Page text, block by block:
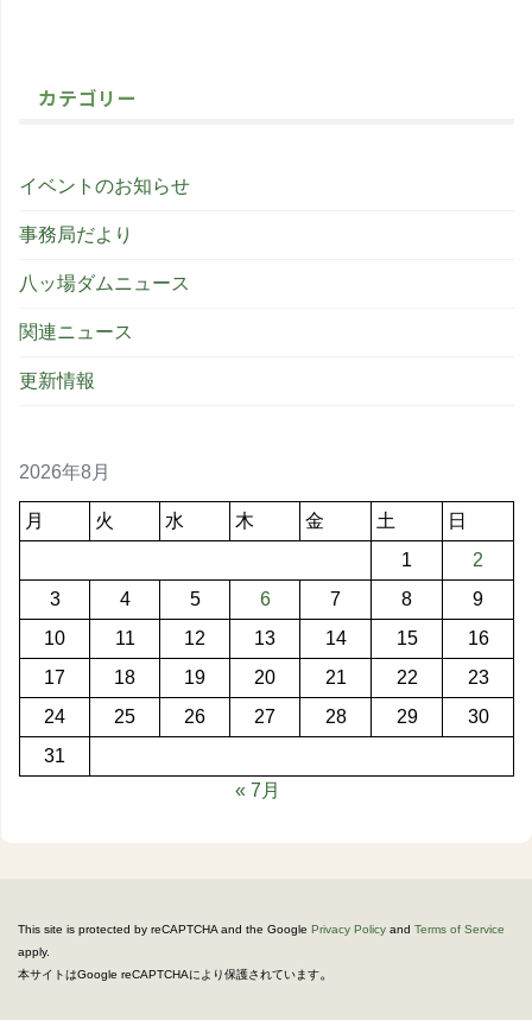
カテゴリー
イベントのお知らせ
事務局だより
八ッ場ダムニュース
関連ニュース
更新情報
2026年8月
月 火 水 木 金 土
日
1
2
3
4 5 6 7 8
9
10
11 12 13 14 15
16
17
18 19 20 21 22
23
24
25 26 27 28 29
30
31
« 7月
This site is protected by reCAPTCHA and the Google Privacy Policy and Terms of Service
apply.
本サイトはGoogle reCAPTCHAにより保護されています。